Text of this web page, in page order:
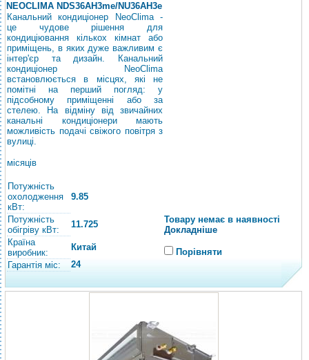
NEOCLIMA NDS36AH3me/NU36AH3e
Канальний кондиціонер NeoClima -
це чудове рішення для
кондиціювання кількох кімнат або
приміщень, в яких дуже важливим є
інтер'єр та дизайн. Канальний
кондиціонер NeoClima
встановлюється в місцях, які не
помітні на перший погляд: у
підсобному приміщенні або за
стелею. На відміну від звичайних
канальні кондиціонери мають
можливість подачі свіжого повітря з
вулиці.
місяців
Потужність
охолодження
кВт:
9.85
Потужність
обігріву кВт:
11.725
Країна
виробник:
Китай
Гарантія міс:
24
Товару немає в наявності
Докладніше
Порівняти